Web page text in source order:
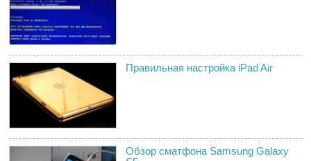
Правильная настройка iPad Air
Обзор сматфона Samsung Galaxy